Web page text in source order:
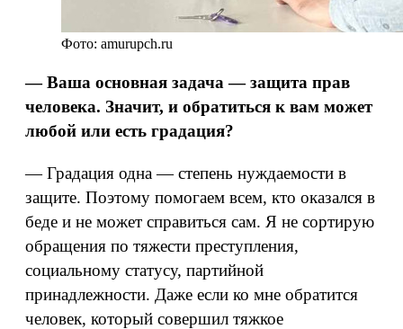
Фото: amurupch.ru
— Ваша основная задача — защита прав
человека. Значит, и обратиться к вам может
любой или есть градация?
— Градация одна — степень нуждаемости в
защите. Поэтому помогаем всем, кто оказался в
беде и не может справиться сам. Я не сортирую
обращения по тяжести преступления,
социальному статусу, партийной
принадлежности. Даже если ко мне обратится
человек, который совершил тяжкое